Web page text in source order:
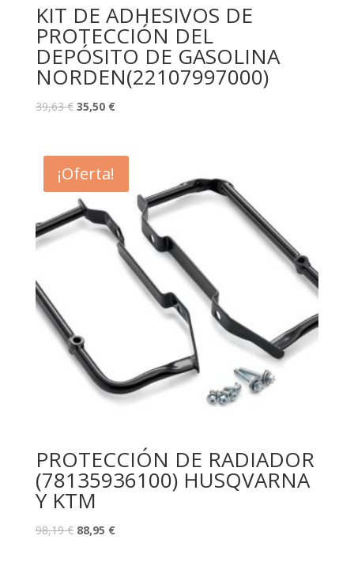
KIT DE ADHESIVOS DE
PROTECCIÓN DEL
DEPÓSITO DE GASOLINA
NORDEN(22107997000)
39,63€ 35,50 €
¡Oferta!
PROTECCIÓN DE RADIADOR
(78135936100) HUSQVARNA
Y KTM
98,19€ 88,95 €